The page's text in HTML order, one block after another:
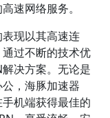
速网络服务。
现以其高速连
过不断的技术优
决方案。无论是
，海豚加速器
机端获得最佳的